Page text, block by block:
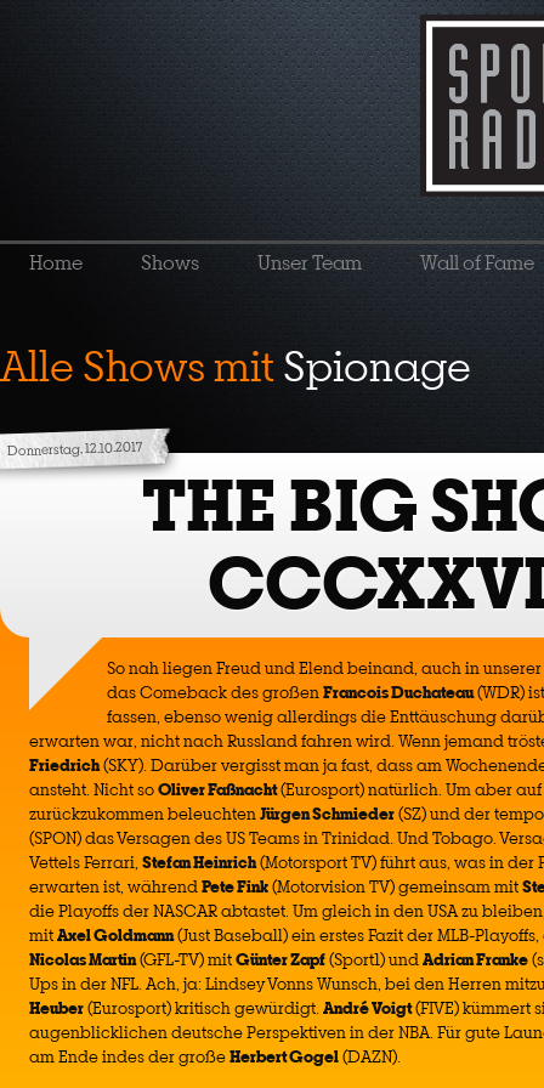
Home Shows Unser Team Wall of Fame
Alle Shows mitSpionage
Donnerstag, 12.10.2017
THE BIG
So nah liegen Freud und Elend beinand, auch in
das Comeback des großenFrancois Duchateau(WDR)
fassen, ebenso wenig allerdings die Enttäuschung
erwarten war, nicht nach Russland fahren wird. Wenn jemand
Friedrich(SKY). Darüber vergisst man ja fast, dass am
ansteht. Nicht soOliver Faßnacht(Eurosport) natürlich. Um aber
zurückzukommen beleuchtenJürgen Schmieder(SZ) und der
(SPON) das Versagen des US Teams in Trinidad. Und Tobago.
Vettels Ferrari, Stefan Heinrich(Motorsport TV) führt aus, was in der
erwarten ist, währendPete Fink(Motorvision TV) gemeinsam mit
die Playoffs der NASCAR abtastet. Um gleich in den USA zu
mitAxel Goldmann(Just Baseball) ein erstes Fazit der MLB-
Nicolas Martin(GFL-TV) mitGünter Zapf(Sport1) undAdrian Franke
Ups in der NFL. Ach, ja: Lindsey Vonns Wunsch, bei den Herren
Heuber(Eurosport) kritisch gewürdigt.André Voigt(FIVE) kümmert
augenblicklichen deutsche Perspektiven in der NBA. Für gute
am Ende indes der großeHerbert Gogel(DAZN).